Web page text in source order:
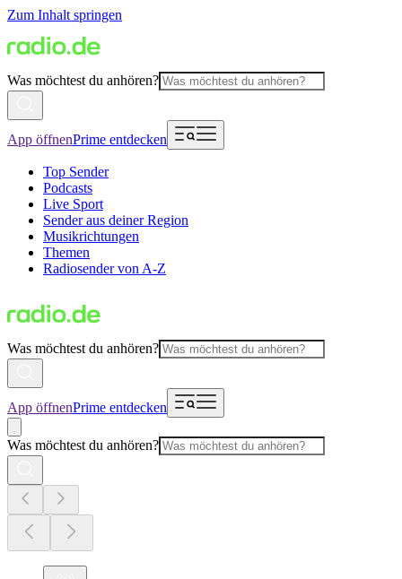
Zum Inhalt springen
Was möchtest du anhören?
App öffnenPrime entdecken
Top Sender
Podcasts
Live Sport
Sender aus deiner Region
Musikrichtungen
Themen
Radiosender von A-Z
Was möchtest du anhören?
App öffnenPrime entdecken
Was möchtest du anhören?